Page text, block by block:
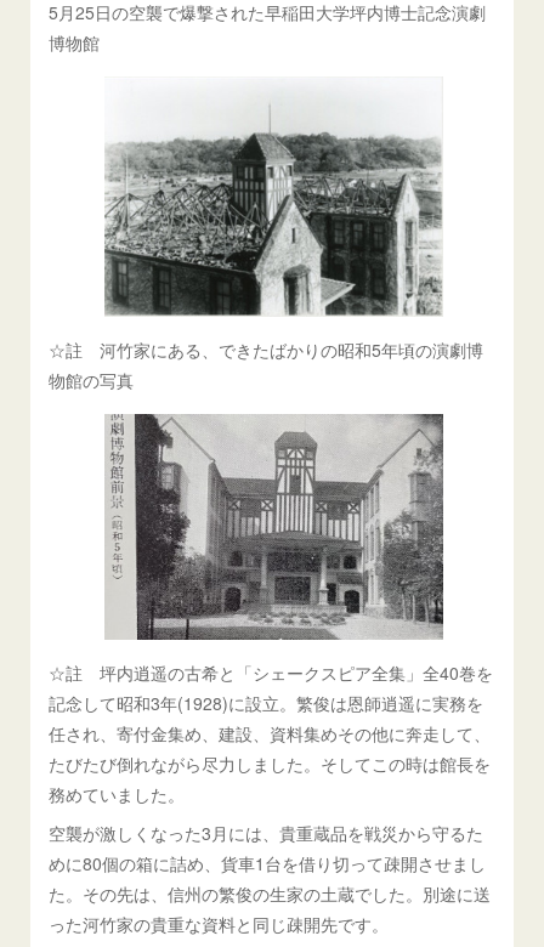
5月25日の空襲で爆撃された早稲田大学坪内博士記念演劇
博物館
☆註 河竹家にある、できたばかりの昭和5年頃の演劇博
物館の写真
☆註 坪内逍遥の古希と「シェークスピア全集」全40巻を
記念して昭和3年(1928)に設立。繁俊は恩師逍遥に実務を
任され、寄付金集め、建設、資料集めその他に奔走して、
たびたび倒れながら尽力しました。そしてこの時は館長を
務めていました。
空襲が激しくなった3月には、貴重蔵品を戦災から守るた
めに80個の箱に詰め、貨車1台を借り切って疎開させまし
た。その先は、信州の繁俊の生家の土蔵でした。別途に送
った河竹家の貴重な資料と同じ疎開先です。